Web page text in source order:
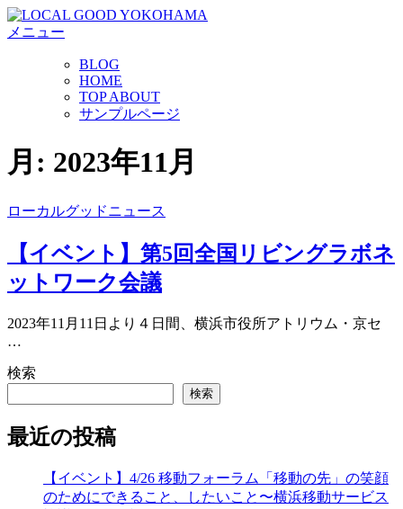
コ
ン
キ
ッ
メニュー
BLOG
HOME
TOP ABOUT
サンプルページ
月: 2023年11月
ローカルグッドニュース
【イベント】第5回全国リビングラボネ
ットワーク会議
2023年11月11日より４日間、横浜市役所アトリウム・京セ
…
検索
検索
最近の投稿
【イベント】4/26 移動フォーラム「移動の先」の笑顔
のためにできること、したいこと〜横浜移動サービス